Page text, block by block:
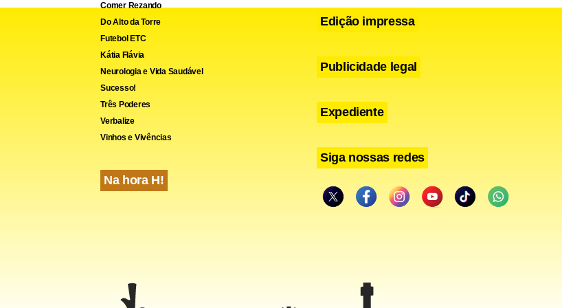
que a conduta também afronta o princípio da separação
Comer Rezando
Do Alto da Torre
Futebol ETC
Kátia Flávia
Neurologia e Vida Saudável
Sucesso!
Três Poderes
Verbalize
Vinhos e Vivências
Na hora H!
Edição impressa
Publicidade legal
Expediente
Siga nossas redes